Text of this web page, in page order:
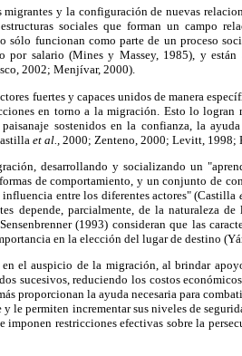
y la configuración de nuevas
sociales que forman un campo
funcionan como parte de un proceso
salario (Mines y Massey, 1985), y están
2002; Menjívar, 2000).
fuertes y capaces unidos de manera
en torno a la migración. Esto lo logran
sostenidos en la confianza, la
et al., 2000; Zenteno, 2000; Levitt, 1998;
desarrollando y socializando un
de comportamiento, y un conjunto de
entre los diferentes actores" (Castilla
depende, parcialmente, de la naturaleza de
(1993) consideran que las
en la elección del lugar de destino
el auspicio de la migración, al brindar
sucesivos, reduciendo los costos
proporcionan la ayuda necesaria para
le permiten incrementar sus niveles de
imponen restricciones efectivas sobre la